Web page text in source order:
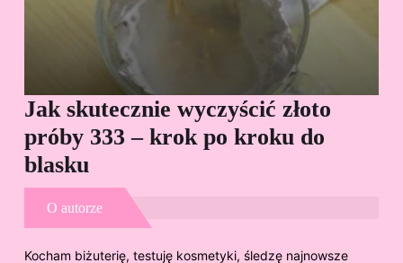
Jak skutecznie wyczyścić złoto
próby 333 – krok po kroku do
blasku
O autorze
Kocham biżuterię, testuję kosmetyki, śledzę najnowsze